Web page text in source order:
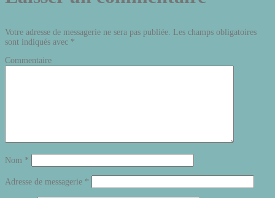
Votre adresse de messagerie ne sera pas publiée. Les champs obligatoires
sont indiqués avec *
Commentaire
Nom *
Adresse de messagerie *